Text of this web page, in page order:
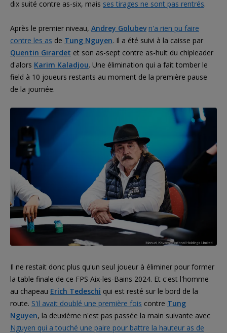
dix suité contre as-six, mais ses tirages ne sont pas rentrés.
Après le premier niveau, Andrey Golubev n'a rien pu faire
contre les as de Tung Nguyen. Il a été suivi à la caisse par
Quentin Girardet et son as-sept contre as-huit du chipleader
d'alors Karim Kaladjou. Une élimination qui a fait tomber le
field à 10 joueurs restants au moment de la première pause
de la journée.
Il ne restait donc plus qu'un seul joueur à éliminer pour former
la table finale de ce FPS Aix-les-Bains 2024. Et c'est l'homme
au chapeau Erich Tedeschi qui est resté sur le bord de la
route. S'il avait doublé une première fois contre Tung
Nguyen, la deuxième n'est pas passée la main suivante avec
Nguyen qui a touché une paire pour battre la hauteur as de